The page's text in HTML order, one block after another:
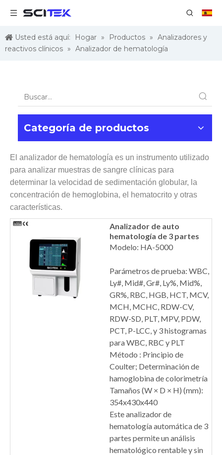
Usted está aquí: Hogar » Productos » Analizadores y
reactivos clínicos » Analizador de hematología
Categoría de productos
El analizador de hematología es un instrumento utilizado
para analizar muestras de sangre clínicas para
determinar la velocidad de sedimentación globular, la
concentración de hemoglobina, el hematocrito y otras
características.
Analizador de auto
hematología de 3 partes
Modelo: HA-5000
Parámetros de prueba: WBC,
Ly#, Mid#, Gr#, Ly%, Mid%,
GR%, RBC, HGB, HCT, MCV,
MCH, MCHC, RDW-CV,
RDW-SD, PLT, MPV, PDW,
PCT, P-LCC, y 3 histogramas
para WBC, RBC y PLT
Método : Principio de
Coulter; Determinación de
hamoglobina de colorimetría
Tamaños (W × D × H) (mm):
354x430x440
Este analizador de
hematología automática de 3
partes permite un análisis
hematológico rentable y sin